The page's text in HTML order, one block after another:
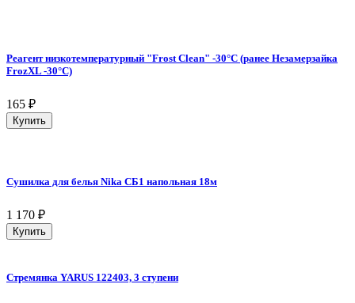
Реагент низкотемпературный "Frost Clean" -30°C (ранее Незамерзайка
FrozXL -30°C)
165 ₽
Купить
Сушилка для белья Nika СБ1 напольная 18м
1 170 ₽
Купить
Стремянка YARUS 122403, 3 ступени